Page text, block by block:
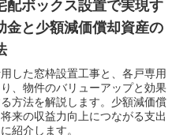
配ボックス設置で実現す
金と少額減価償却資産の
した窓枠設置工事と、各戸専用
、物件のバリューアップと効果
方法を解説します。少額減価償
来の収益力向上につながる支出
紹介します。